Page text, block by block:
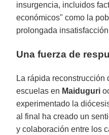
insurgencia, incluidos
económicos" como la
prolongada
Una fuerza de
La rápida
escuelas en Maiduguri
experimentado la
al final ha creado un
y colaboración entre los